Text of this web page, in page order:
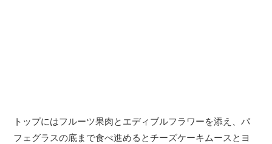
トップにはフルーツ果肉とエディブルフラワーを添え、パ
フェグラスの底まで食べ進めるとチーズケーキムースとヨ